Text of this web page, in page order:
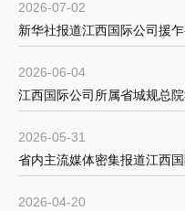
2026-07-02
新华社报道江西国际公司援
2026-06-04
江西国际公司所属省城规总
2026-05-31
省内主流媒体密集报道江西
2026-04-20